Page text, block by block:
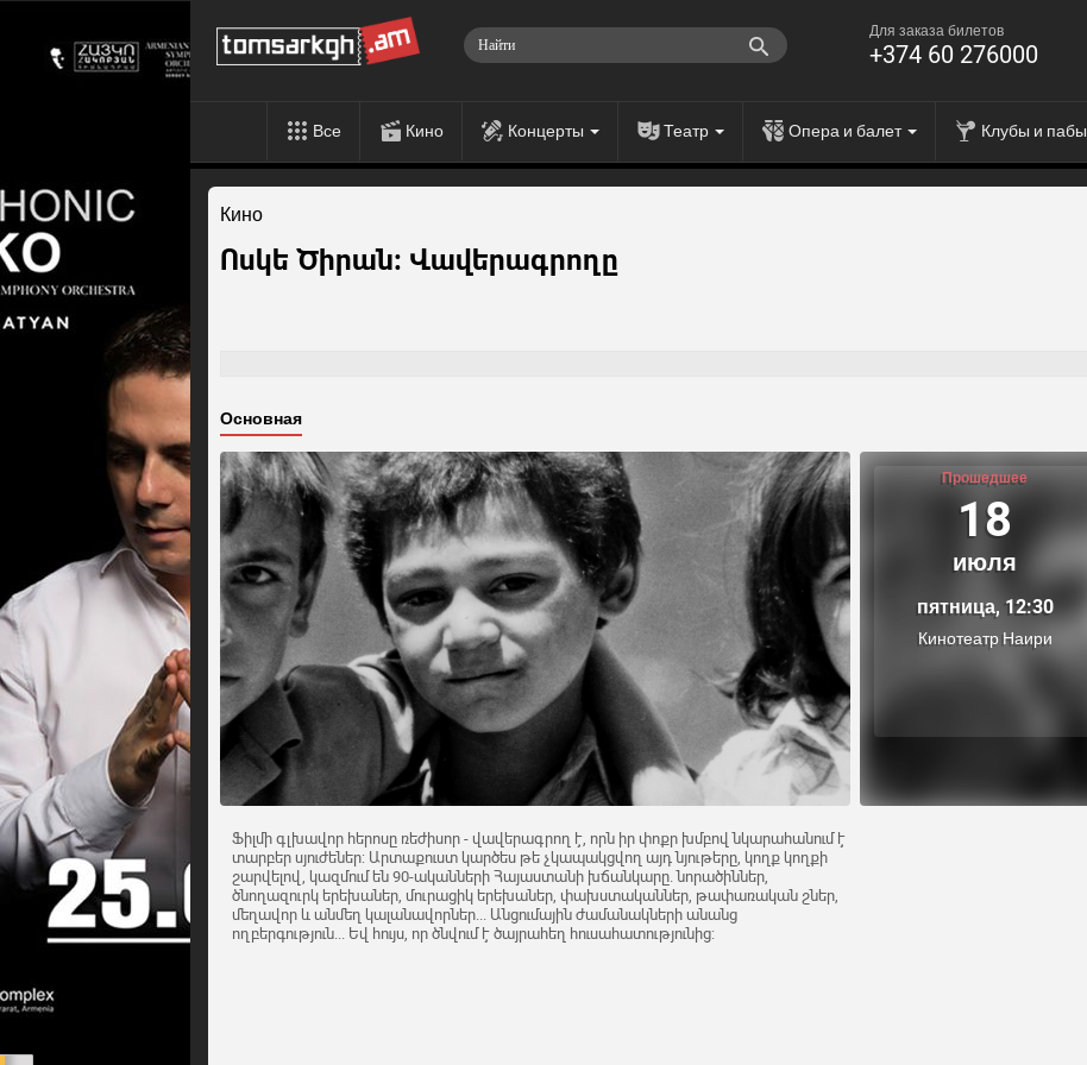
Для заказа билетов
+374 60 276000
Все Кино Концерты Театр Опера и балет Клубы и пабы
Кино
Ոսկե Ծիրան: Վավերագրողը
Основная
Прошедшее
18
июля
пятница, 12:30
Кинотеатр Наири
Ֆիլմի գլխավոր հերոսը ռեժիսոր - վավերագրող է, որն իր փոքր խմբով նկարահանում է
տարբեր սյուժեներ: Արտաքուստ կարծես թե չկապակցվող այդ նյութերը, կողք կողքի
շարվելով, կազմում են 90-ականների Հայաստանի խճանկարը. նորածիններ,
ծնողազուրկ երեխաներ, մուրացիկ երեխաներ, փախստականներ, թափառական շներ,
մեղավոր և անմեղ կալանավորներ... Անցումային ժամանակների անանց
ողբերգություն... Եվ հույս, որ ծնվում է ծայրահեղ հուսահատությունից: